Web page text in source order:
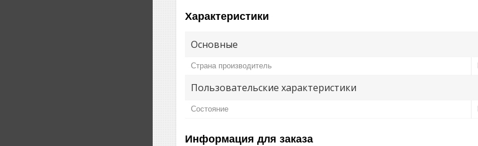
Характеристики
Основные
Страна производитель
Пользовательские характеристики
Состояние
Информация для заказа